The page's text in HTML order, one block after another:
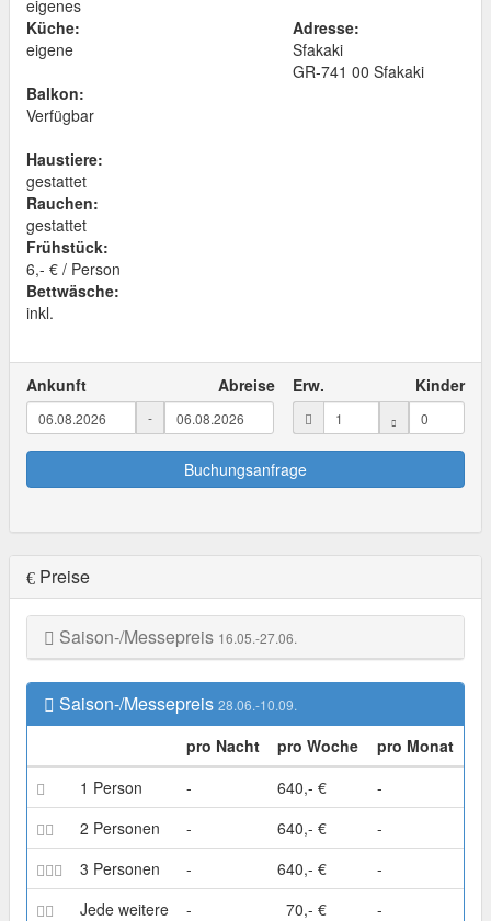
eigenes
Küche:
eigene
Balkon:
Verfügbar
Haustiere:
gestattet
Rauchen:
gestattet
Frühstück:
6,- € / Person
Bettwäsche:
inkl.
Adresse:
Sfakaki
GR-741 00 Sfakaki
Ankunft Abreise
-
Erw. Kinder
Buchungsanfrage
Preise
Saison-/Messepreis 16.05.-27.06.
Saison-/Messepreis 28.06.-10.09.
pro Nacht pro Woche
pro Monat
1 Person
- 640,- €
-
2 Personen
- 640,- €
-
3 Personen
- 640,- €
-
Jede weitere
- 70,- € -